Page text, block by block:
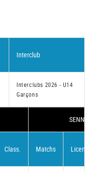
Interclub
Interclubs 2026 - U14
Garçons
Class. Matchs Licence